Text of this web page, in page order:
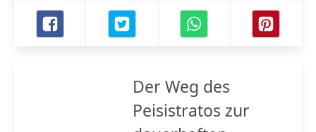
Der Weg des
Peisistratos zur